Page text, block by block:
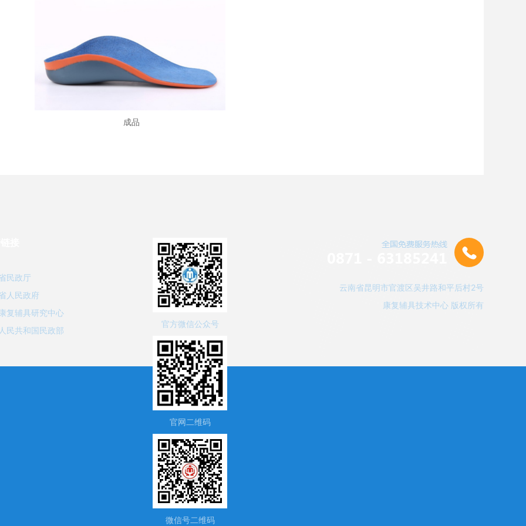
成品
民政厅
人民政府
复辅具研究中心
民共和国民政部
云南省昆明市官渡区吴井路和平后村2号
康复辅具技术中心 版权所有
官方微信公众号
官网二维码
微信号二维码